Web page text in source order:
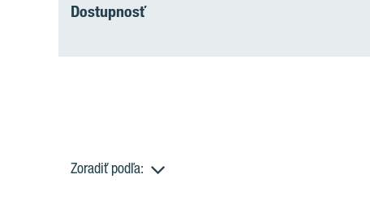
Dostupnosť
Zoradiť podľa: